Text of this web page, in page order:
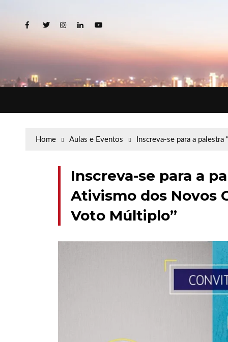
Home Aulas e Eventos Inscreva-se para a
Inscreva-se para a
Ativismo dos Novos
Voto Múltiplo”